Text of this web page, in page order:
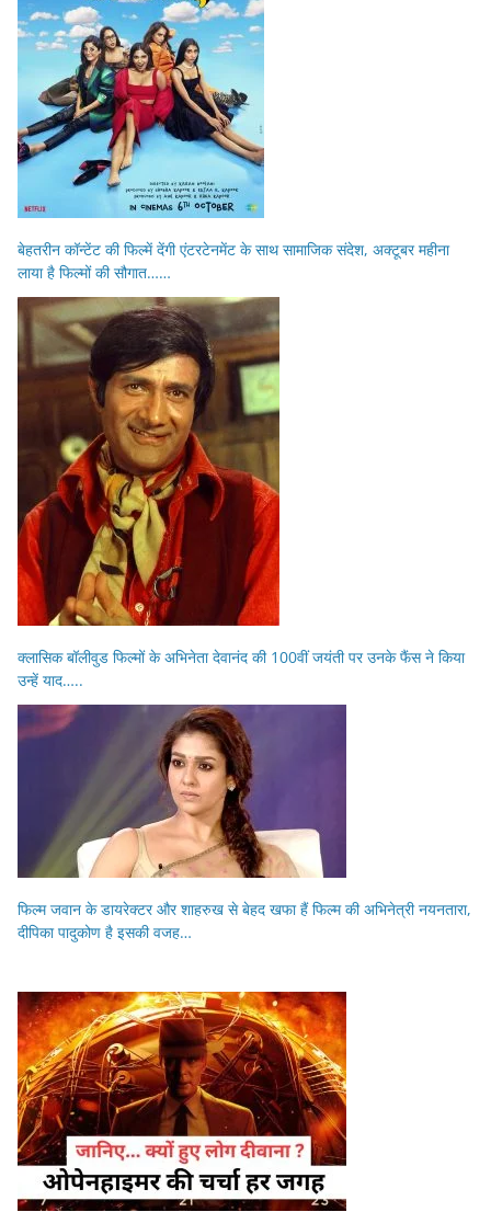
बेहतरीन कॉन्टेंट की फिल्में देंगी एंटरटेनमेंट के साथ सामाजिक संदेश, अक्टूबर महीना
लाया है फिल्मों की सौगात……
क्लासिक बॉलीवुड फिल्मों के अभिनेता देवानंद की 100वीं जयंती पर उनके फैंस ने किया
उन्हें याद…..
फिल्म जवान के डायरेक्टर और शाहरुख से बेहद खफा हैं फिल्म की अभिनेत्री नयनतारा,
दीपिका पादुकोण है इसकी वजह…